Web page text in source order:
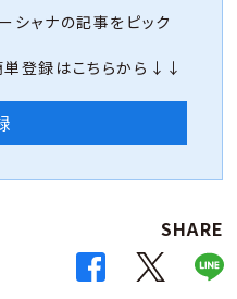
シャナの記事をピック
単登録はこちらから↓↓
SHARE